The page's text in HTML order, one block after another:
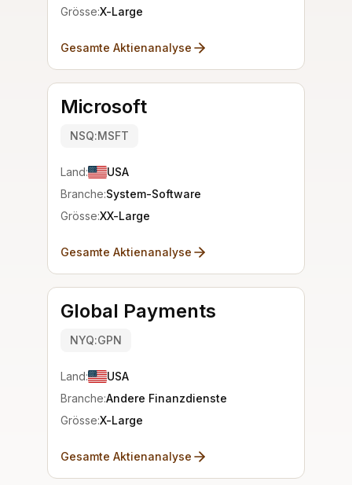
Grösse:X-Large
Gesamte Aktienanalyse
Microsoft
NSQ:MSFT
Land:
USA
Branche:System-Software
Grösse:XX-Large
Gesamte Aktienanalyse
Global Payments
NYQ:GPN
Land:
USA
Branche:Andere Finanzdienste
Grösse:X-Large
Gesamte Aktienanalyse